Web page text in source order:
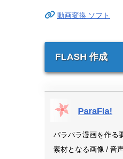
動画変換 ソフト
FLASH 作成
ParaFla!
パラパラ漫画を作る
素材となる画像 / 音